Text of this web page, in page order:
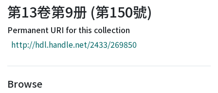
Browse
Download Ranking
Access Statistics
第13卷第9册 (第150號)
Permanent URI for this collection
http://hdl.handle.net/2433/269850
Browse